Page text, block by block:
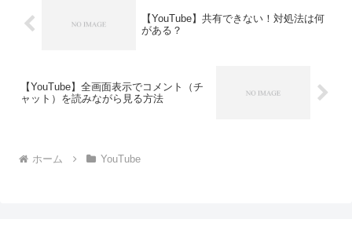
【YouTube】共有できない！対処法は何
がある？
【YouTube】全画面表示でコメント（チ
ャット）を読みながら見る方法
ホーム YouTube